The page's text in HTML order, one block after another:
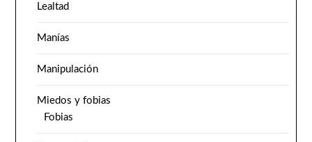
Lealtad
Manías
Manipulación
Miedos y fobias
Fobias